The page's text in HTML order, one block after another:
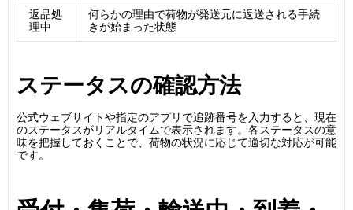
返品処
理中
何らかの理由で荷物が発送元に返送される手続
きが始まった状態
ステータスの確認方法
公式ウェブサイトや指定のアプリで追跡番号を入力すると、現在
のステータスがリアルタイムで表示されます。各ステータスの意
味を把握しておくことで、荷物の状況に応じて適切な対応が可能
です。